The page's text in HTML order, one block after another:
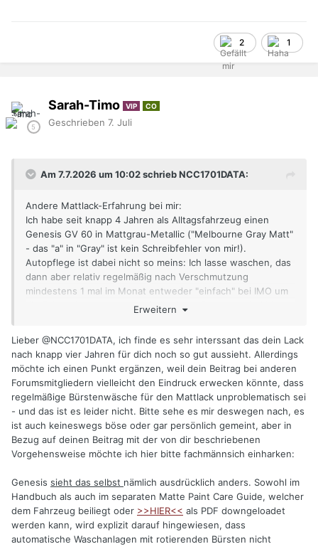
2 1
Sarah-Timo VIP CO
Geschrieben 7. Juli
Am 7.7.2026 um 10:02 schrieb NCC1701DATA:
Andere Mattlack-Erfahrung bei mir:
Ich habe seit knapp 4 Jahren als Alltagsfahrzeug einen
Genesis GV 60 in Mattgrau-Metallic ("Melbourne Gray Matt"
- das "a" in "Gray" ist kein Schreibfehler von mir!).
Autopflege ist dabei nicht so meins: Ich lasse waschen, das
dann aber relativ regelmäßig nach Verschmutzung
mindestens 1 mal im Monat entweder "einfach" bei IMO um
die Ecke oder das etwas aufwändigere Programm bei Mr.
unter der Laterne vor meiner Haustüre als auch unter der
Platane direkt daneben parkt, ist der Lack noch genauso wie
am ersten Tag.
Erweitern
Lieber @NCC1701DATA, ich finde es sehr interssant das dein Lack
nach knapp vier Jahren für dich noch so gut aussieht. Allerdings
möchte ich einen Punkt ergänzen, weil dein Beitrag bei anderen
Forumsmitgliedern vielleicht den Eindruck erwecken könnte, dass
regelmäßige Bürstenwäsche für den Mattlack unproblematisch sei
- und das ist es leider nicht. Bitte sehe es mir deswegen nach, es
ist auch keineswegs böse oder gar persönlich gemeint, aber in
Bezug auf deinen Beitrag mit der von dir beschriebenen
Vorgehensweise möchte ich hier bitte fachmännsich einharken:
Genesis sieht das selbst nämlich ausdrücklich anders. Sowohl im
Handbuch als auch im separaten Matte Paint Care Guide, welcher
dem Fahrzeug beiliegt oder >>HIER<< als PDF downgeloadet
werden kann, wird explizit darauf hingewiesen, dass
automatische Waschanlagen mit rotierenden Bürsten nicht